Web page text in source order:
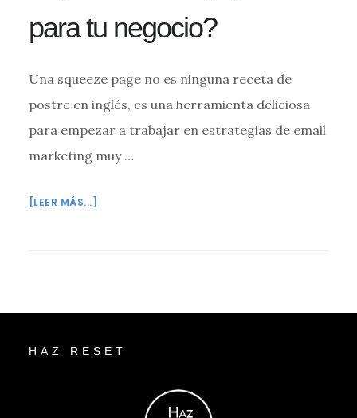
para tu negocio?
Una squeeze page no es ninguna receta de
postre en inglés, es una herramienta deliciosa
para empezar a trabajar en estrategias de email
marketing muy …
[LEER MÁS...]
TE
LEADS
HAZ RESET